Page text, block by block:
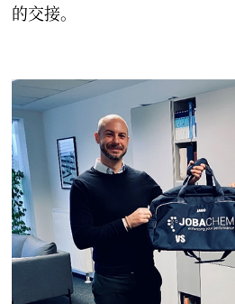
的交接。